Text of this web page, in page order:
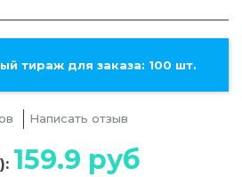
тираж для заказа: 100 шт.
Написать отзыв
159.9 руб